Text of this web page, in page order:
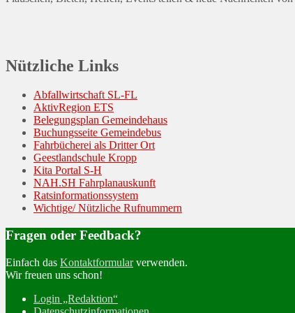
Nützliche Links
Abfallwirtschaft SL-FL
AktivRegion ETS
Belegungsplan Gemeindehaus
Buchungsseite Gemeindebus
Fahrbücherei als Dritter Ort
Geestlandschule Kropp
Kita Portal S-H
NAH.SH Fahrplanauskunft
Ratsinformationssystem
Wichtige/ Nützliche Rufnummern
Fragen oder Feedback?
Einfach das Kontaktformularverwenden.
Wir freuen uns schon!
Login „Redaktion“